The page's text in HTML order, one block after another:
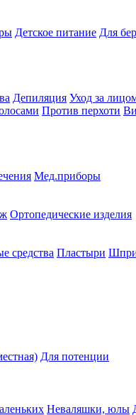
Детское питание Для
Депиляция Уход за
Против перхоти
Мед.приборы
Ортопедические изделия
средства Пластыри
Для потенции
Неваляшки, юлы